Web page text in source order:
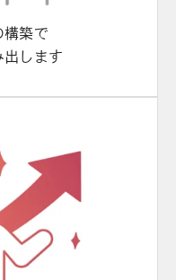
構築で
します